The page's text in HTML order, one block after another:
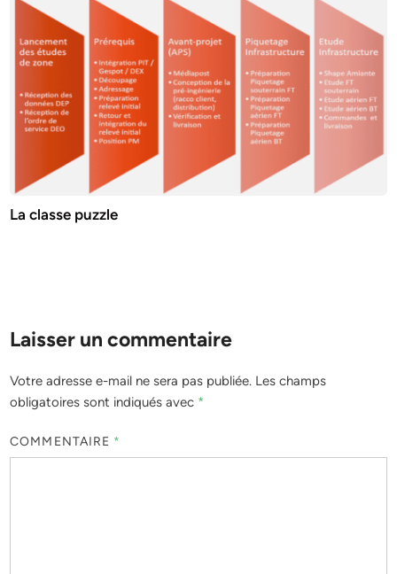
La classe puzzle
Laisser un commentaire
Votre adresse e-mail ne sera pas publiée. Les champs
obligatoires sont indiqués avec *
COMMENTAIRE *